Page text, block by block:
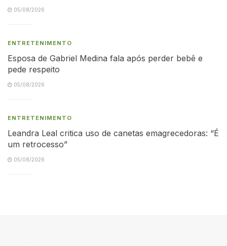
05/08/2026
ENTRETENIMENTO
Esposa de Gabriel Medina fala após perder bebê e
pede respeito
05/08/2026
ENTRETENIMENTO
Leandra Leal critica uso de canetas emagrecedoras: “É
um retrocesso”
05/08/2026